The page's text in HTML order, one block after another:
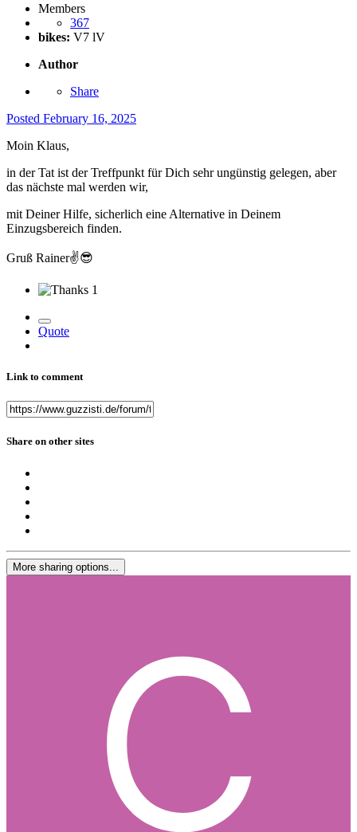
Members
367
bikes: V7 lV
Author
Share
Posted February 16, 2025
Moin Klaus,
in der Tat ist der Treffpunkt für Dich sehr ungünstig gelegen, aber
das nächste mal werden wir,
mit Deiner Hilfe, sicherlich eine Alternative in Deinem
Einzugsbereich finden.
Gruß Rainer✌️😎
1
Quote
Link to comment
Share on other sites
More sharing options...